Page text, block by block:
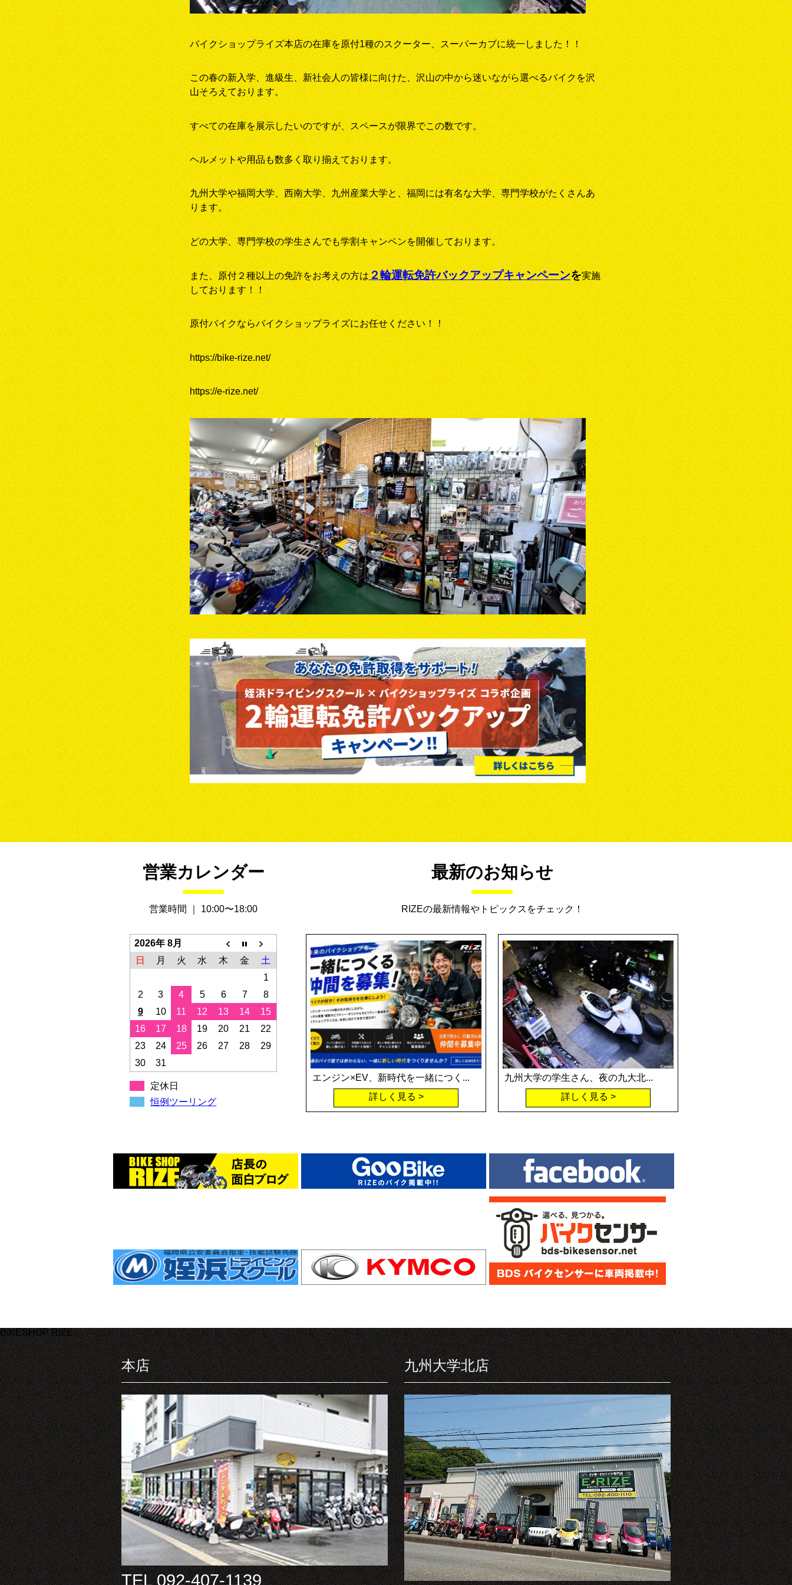
バイクショップライズ本店の在庫を原付1種のスクーター、スーパーカブに統一しました！！
この春の新入学、進級生、新社会人の皆様に向けた、沢山の中から迷いながら選べるバイクを沢
山そろえております。
すべての在庫を展示したいのですが、スペースが限界でこの数です。
ヘルメットや用品も数多く取り揃えております。
九州大学や福岡大学、西南大学、九州産業大学と、福岡には有名な大学、専門学校がたくさんあ
ります。
どの大学、専門学校の学生さんでも学割キャンペンを開催しております。
また、原付２種以上の免許をお考えの方は２輪運転免許バックアップキャンペーンを実施
しております！！
原付バイクならバイクショップライズにお任せください！！
https://bike-rize.net/
https://e-rize.net/
営業カレンダー
営業時間 ｜ 10:00〜18:00
2026年 8月
日
月 火 水 木 金
土
1
2
3 4 5 6 7
8
9
10 11 12 13 14
15
16
17 18 19 20 21
22
23
24 25 26 27 28
29
30
31
定休日
恒例ツーリング
最新のお知らせ
RIZEの最新情報やトピックスをチェック！
エンジン×EV、新時代を一緒につく...
詳しく見る
九州大学の学生さん、夜の九大北...
詳しく見る
BIKESHOP RIZE
本店
TEL 092-407-1139
九州大学北店